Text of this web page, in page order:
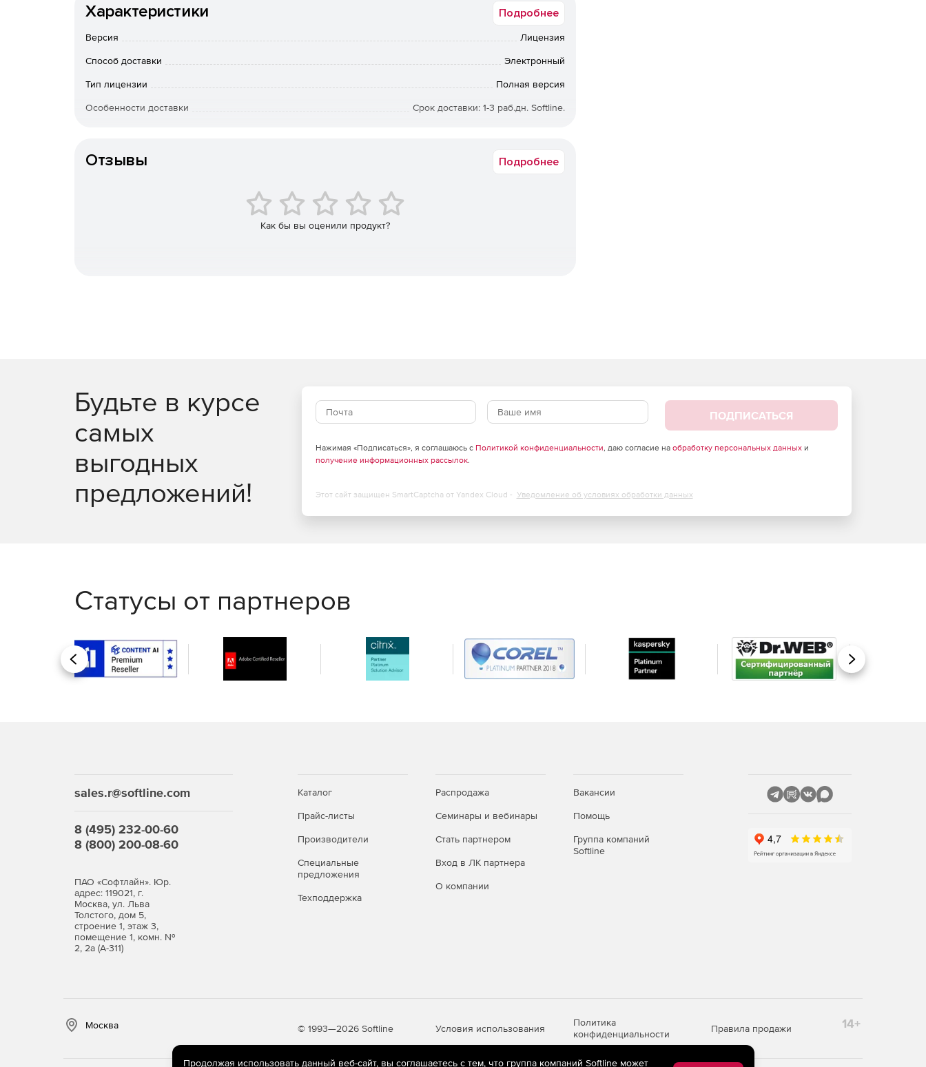
Не требует регистрации.
компоненты по умолчанию).
Характеристики Подробнее
Версия Лицензия
Способ доставки Электронный
Тип лицензии Полная версия
Особенности доставки Срок доставки: 1-3 раб.дн. Softline.
Отзывы Подробнее
Как бы вы оценили продукт?
Будьте в курсе
самых
выгодных
предложений!
ПОДПИСАТЬСЯ
Нажимая «Подписаться», я соглашаюсь с Политикой конфиденциальности, даю согласие на обработку персональных данныхи
получение информационных рассылок.
Этот сайт защищен SmartCaptcha от Yandex Cloud - Уведомление об условиях обработки данных
Статусы от партнеров
Назад Вперед
sales.r@softline.com
8 (495) 232-00-60
8 (800) 200-08-60
ПАО «Софтлайн». Юр.
адрес: 119021, г.
Москва, ул. Льва
Толстого, дом 5,
строение 1, этаж 3,
помещение 1, комн. №
2, 2а (А-311)
Каталог
Прайс-листы
Производители
Специальные
предложения
Техподдержка
Распродажа
Семинары и вебинары
Стать партнером
Вход в ЛК партнера
О компании
Вакансии
Помощь
Группа компаний
Softline
Москва © 1993—2026 Softline Условия использования
Политика
конфиденциальности
Правила продажи 14+
Продолжая использовать данный веб-сайт, вы соглашаетесь с тем, что группа компаний Softline может